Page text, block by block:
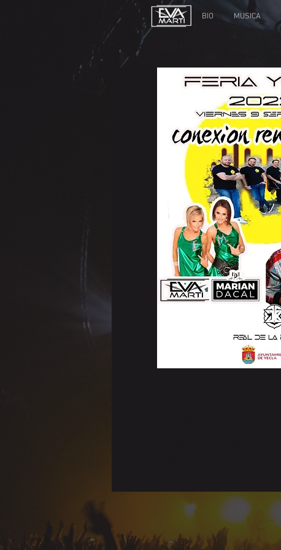
BIO MUSICA